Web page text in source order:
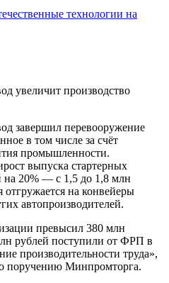
технологии на
увеличит производство
завершил перевооружение
в том числе за счёт
промышленности.
выпуска стартерных
на 20% — с 1,5 до 1,8 млн
на конвейеры
автопроизводителей.
превысил 380 млн
рублей поступили от ФРП в
производительности труда»,
поручению Минпромторга.